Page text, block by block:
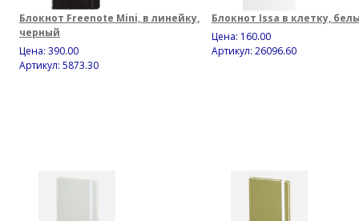
Блокнот Freenote Mini, в линейку,
черный
Цена: 390.00
Артикул: 5873.30
Блокнот Issa в клетку,
Цена: 160.00
Артикул: 26096.60